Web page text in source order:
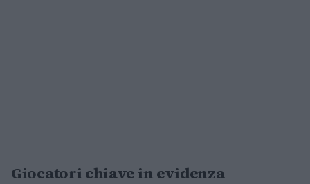
Giocatori chiave in evidenza